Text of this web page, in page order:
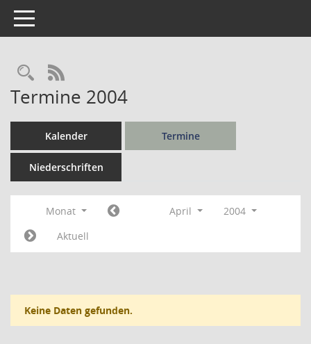
Toggle navigation
Rechercheauswahl
RSS-Feed
Termine 2004
Kalender Termine
Niederschriften
Monat April
2004
Aktuell
Keine Daten gefunden.